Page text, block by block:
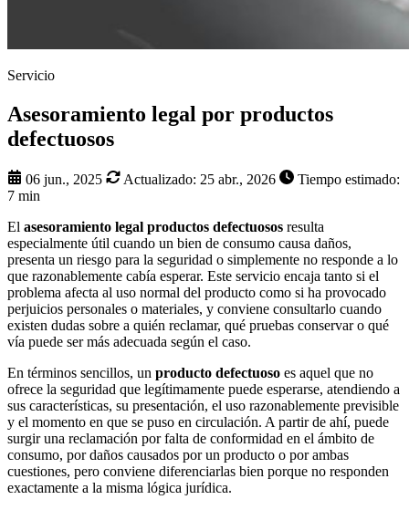
Servicio
Asesoramiento legal por productos
defectuosos
06 jun., 2025 Actualizado: 25 abr., 2026
Tiempo estimado:
7 min
El asesoramiento legal productos defectuosos resulta
especialmente útil cuando un bien de consumo causa daños,
presenta un riesgo para la seguridad o simplemente no responde a lo
que razonablemente cabía esperar. Este servicio encaja tanto si el
problema afecta al uso normal del producto como si ha provocado
perjuicios personales o materiales, y conviene consultarlo cuando
existen dudas sobre a quién reclamar, qué pruebas conservar o qué
vía puede ser más adecuada según el caso.
En términos sencillos, un producto defectuoso es aquel que no
ofrece la seguridad que legítimamente puede esperarse, atendiendo a
sus características, su presentación, el uso razonablemente previsible
y el momento en que se puso en circulación. A partir de ahí, puede
surgir una reclamación por falta de conformidad en el ámbito de
consumo, por daños causados por un producto o por ambas
cuestiones, pero conviene diferenciarlas bien porque no responden
exactamente a la misma lógica jurídica.